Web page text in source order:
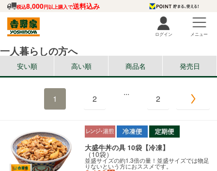
税込8,000円以上購入で送料込み
ログイン メニュー
一人暮らしの方へ
安い順 高い順 商品名 発売日
1 2
...
2
大盛牛丼の具 10袋【冷凍】
（10袋）
並盛サイズの約1.3倍の量！並盛サイズでは物足
りないという方におススメです。